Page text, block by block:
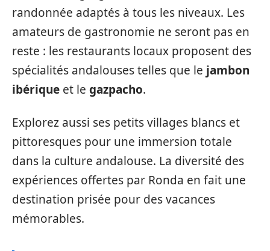
randonnée adaptés à tous les niveaux. Les
amateurs de gastronomie ne seront pas en
reste : les restaurants locaux proposent des
spécialités andalouses telles que le jambon
ibérique et le gazpacho.
Explorez aussi ses petits villages blancs et
pittoresques pour une immersion totale
dans la culture andalouse. La diversité des
expériences offertes par Ronda en fait une
destination prisée pour des vacances
mémorables.